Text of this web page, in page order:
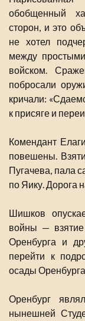
обобщенный
сторон, и это
не хотел
между
войском.
побросали
кричали:
к присяге и
Комендант
повешены.
Пугачева, пала
по Яику. Дорога
Шишков
войны — взятие
Оренбурга и
перейти к
осады Оренбурга
Оренбург
нынешней